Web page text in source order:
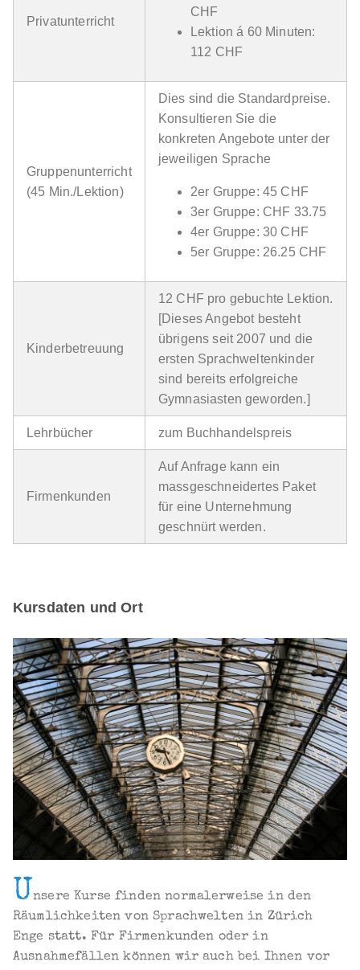
Privatunterricht
CHF
Lektion á 60 Minuten:
112 CHF
Gruppenunterricht
(45 Min./Lektion)
Dies sind die Standardpreise.
Konsultieren Sie die
konkreten Angebote unter der
jeweiligen Sprache
2er Gruppe: 45 CHF
3er Gruppe: CHF 33.75
4er Gruppe: 30 CHF
5er Gruppe: 26.25 CHF
Kinderbetreuung
12 CHF pro gebuchte Lektion.
[Dieses Angebot besteht
übrigens seit 2007 und die
ersten Sprachweltenkinder
sind bereits erfolgreiche
Gymnasiasten geworden.]
Lehrbücher zum Buchhandelspreis
Firmenkunden
Auf Anfrage kann ein
massgeschneidertes Paket
für eine Unternehmung
geschnürt werden.
Kursdaten und Ort
Unsere Kurse finden normalerweise in den
Räumlichkeiten von Sprachwelten in Zürich
Enge statt. Für Firmenkunden oder in
Ausnahmefällen können wir auch bei Ihnen vor